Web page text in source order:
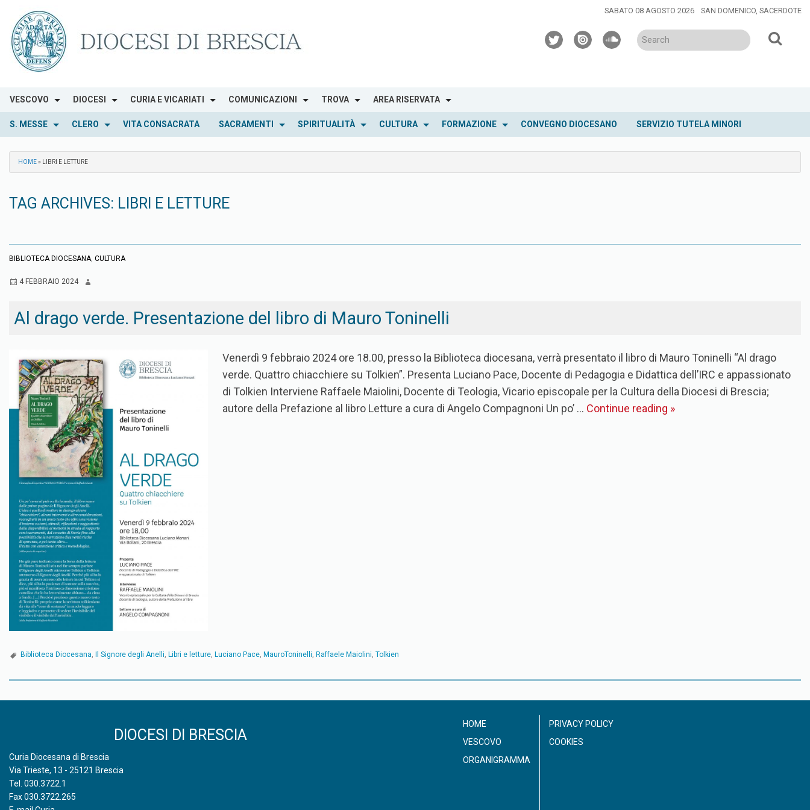
content
SABATO 08 AGOSTO 2026 SAN DOMENICO, SACERDOTE
twitterissuusoundcloud
VESCOVO DIOCESI CURIA E VICARIATI COMUNICAZIONI TROVA AREA RISERVATA
S. MESSE CLERO VITA CONSACRATA SACRAMENTI SPIRITUALITÀ CULTURA FORMAZIONE CONVEGNO DIOCESANO SERVIZIO TUTELA MINORI
HOME» LIBRI E LETTURE
TAG ARCHIVES: LIBRI E LETTURE
BIBLIOTECA DIOCESANA, CULTURA
4 FEBBRAIO 2024
Al drago verde. Presentazione del libro di Mauro Toninelli
Venerdì 9 febbraio 2024 ore 18.00, presso la Biblioteca diocesana, verrà presentato il libro di Mauro Toninelli “Al drago
verde. Quattro chiacchiere su Tolkien”. Presenta Luciano Pace, Docente di Pedagogia e Didattica dell’IRC e appassionato
di Tolkien Interviene Raffaele Maiolini, Docente di Teologia, Vicario episcopale per la Cultura della Diocesi di Brescia;
autore della Prefazione al libro Letture a cura di Angelo Compagnoni Un po’ … Continue reading »
Biblioteca Diocesana, Il Signore degli Anelli, Libri e letture, Luciano Pace, MauroToninelli, Raffaele Maiolini, Tolkien
t
N
DIOCESI DI BRESCIA
Curia Diocesana di Brescia
Via Trieste, 13 - 25121 Brescia
Tel. 030.3722.1
Fax 030.3722.265
HOME
VESCOVO
ORGANIGRAMMA
PRIVACY POLICY
COOKIES